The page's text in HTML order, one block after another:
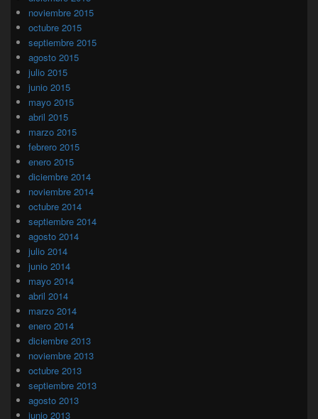
noviembre 2015
octubre 2015
septiembre 2015
agosto 2015
julio 2015
junio 2015
mayo 2015
abril 2015
marzo 2015
febrero 2015
enero 2015
diciembre 2014
noviembre 2014
octubre 2014
septiembre 2014
agosto 2014
julio 2014
junio 2014
mayo 2014
abril 2014
marzo 2014
enero 2014
diciembre 2013
noviembre 2013
octubre 2013
septiembre 2013
agosto 2013
junio 2013